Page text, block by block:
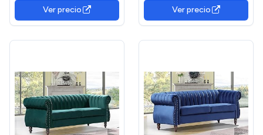
Ver precio Ver precio